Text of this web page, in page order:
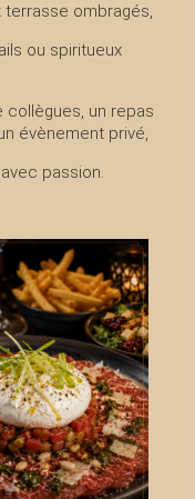
ombragés,
ou spiritueux
collègues, un repas
évènement privé,
passion.